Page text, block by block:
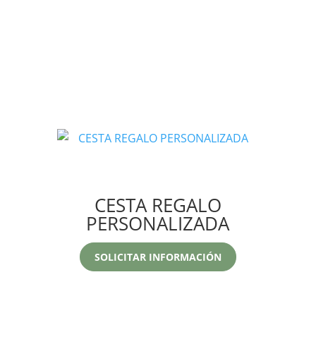
CESTA REGALO
PERSONALIZADA
SOLICITAR INFORMACIÓN